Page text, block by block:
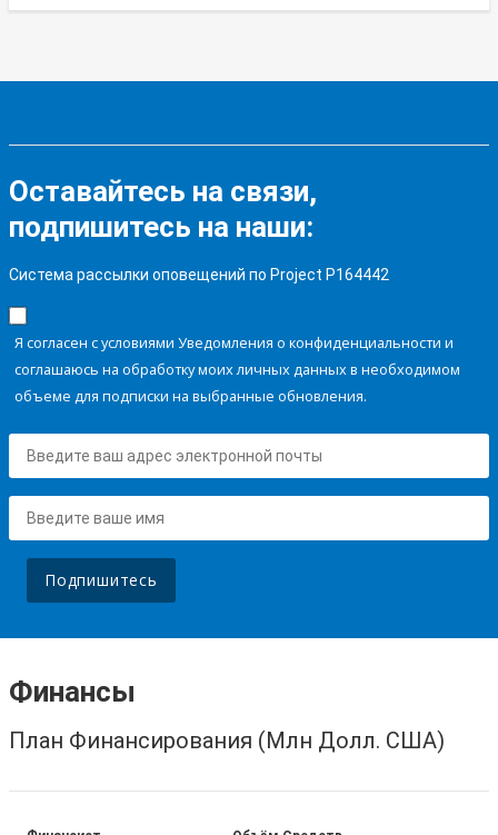
Оставайтесь на связи,
подпишитесь на наши:
Система рассылки оповещений по Project P164442
Я согласен с условиями Уведомления о конфиденциальности и
соглашаюсь на обработку моих личных данных в необходимом
объеме для подписки на выбранные обновления.
Подпишитесь
Финансы
План Финансирования (Млн Долл. США)